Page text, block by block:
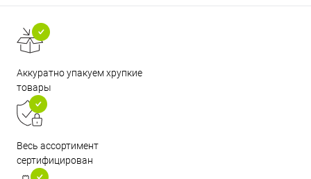
Аккуратно упакуем хрупкие
товары
Весь ассортимент
сертифицирован